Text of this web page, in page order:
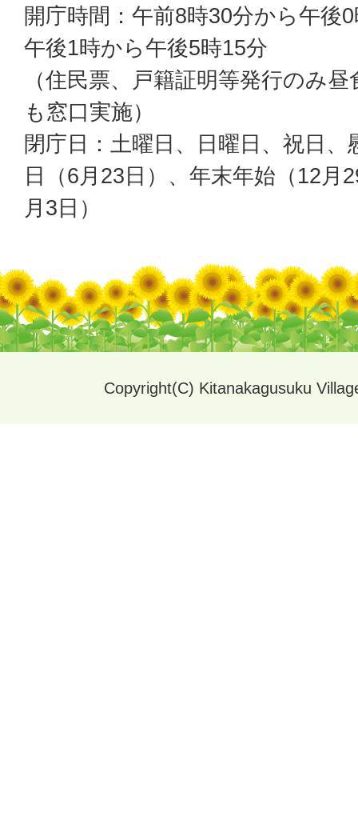
開庁時間：午前8時30分から午後
午後1時から午後5時15分
（住民票、戸籍証明等発行のみ昼
も窓口実施）
閉庁日：土曜日、日曜日、祝日、
日（6月23日）、年末年始（12月
月3日）
Copyright(C) Kitanakagusuku